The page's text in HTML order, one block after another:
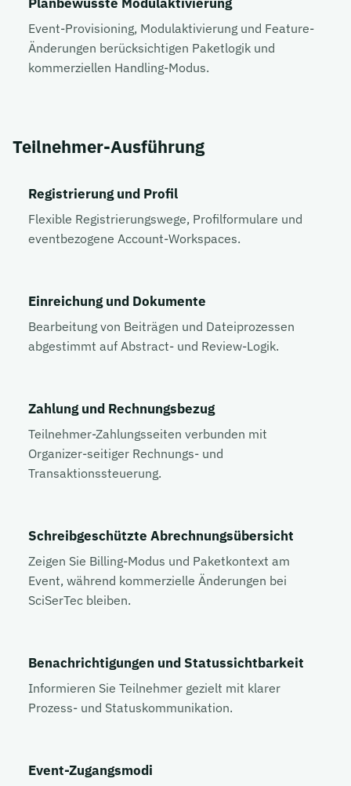
Event-Provisioning, Modulaktivierung und Feature-
Änderungen berücksichtigen Paketlogik und
kommerziellen Handling-Modus.
Teilnehmer-Ausführung
Registrierung und Profil
Flexible Registrierungswege, Profilformulare und
eventbezogene Account-Workspaces.
Einreichung und Dokumente
Bearbeitung von Beiträgen und Dateiprozessen
abgestimmt auf Abstract- und Review-Logik.
Zahlung und Rechnungsbezug
Teilnehmer-Zahlungsseiten verbunden mit
Organizer-seitiger Rechnungs- und
Transaktionssteuerung.
Schreibgeschützte Abrechnungsübersicht
Zeigen Sie Billing-Modus und Paketkontext am
Event, während kommerzielle Änderungen bei
SciSerTec bleiben.
Benachrichtigungen und Statussichtbarkeit
Informieren Sie Teilnehmer gezielt mit klarer
Prozess- und Statuskommunikation.
Event-Zugangsmodi